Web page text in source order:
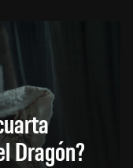
Dragón?